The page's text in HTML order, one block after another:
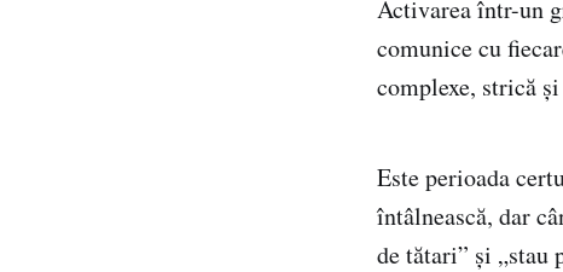
Activarea într-un
comunice cu
complexe, strică
Este perioada
întâlnească, dar
de tătari” și „stau